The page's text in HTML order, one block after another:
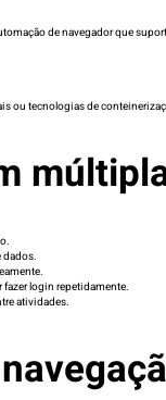
de navegador que
ou tecnologias de
dados.
fazer login repetidamente.
atividades.